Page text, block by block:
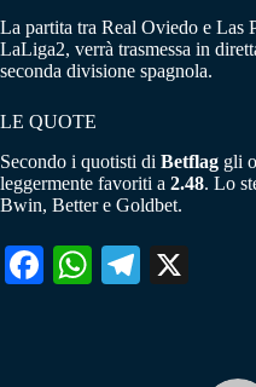
La partita tra Real Oviedo e Las
LaLiga2, verrà trasmessa in
seconda divisione spagnola.
LE QUOTE
Secondo i quotisti di Betflag gli
leggermente favoriti a 2.48. Lo
Bwin, Better e Goldbet.
Fa W
Te